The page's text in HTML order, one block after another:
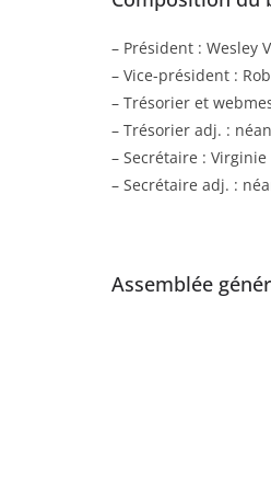
– Président : Wesley
– Vice-président :
– Trésorier et
– Trésorier adj. :
– Secrétaire : Virginie
– Secrétaire adj. :
Assemblée